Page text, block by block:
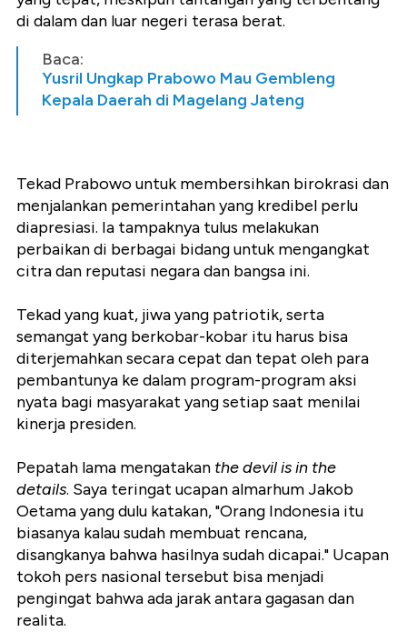
di dalam dan luar negeri terasa berat.
Baca:
Yusril Ungkap Prabowo Mau Gembleng
Kepala Daerah di Magelang Jateng
Tekad Prabowo untuk membersihkan birokrasi dan
menjalankan pemerintahan yang kredibel perlu
diapresiasi. Ia tampaknya tulus melakukan
perbaikan di berbagai bidang untuk mengangkat
citra dan reputasi negara dan bangsa ini.
Tekad yang kuat, jiwa yang patriotik, serta
semangat yang berkobar-kobar itu harus bisa
diterjemahkan secara cepat dan tepat oleh para
pembantunya ke dalam program-program aksi
nyata bagi masyarakat yang setiap saat menilai
kinerja presiden.
Pepatah lama mengatakan the devil is in the
details. Saya teringat ucapan almarhum Jakob
Oetama yang dulu katakan, "Orang Indonesia itu
biasanya kalau sudah membuat rencana,
disangkanya bahwa hasilnya sudah dicapai." Ucapan
tokoh pers nasional tersebut bisa menjadi
pengingat bahwa ada jarak antara gagasan dan
realita.